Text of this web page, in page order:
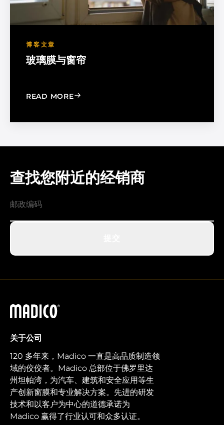
博客文章
玻璃膜与窗帘
READ MORE: WINDOW FILM VS. WINDOW
查找您附近的经销商
马迪科
关于公司
120 多年来，Madico 一直是高品质制造领
域的佼佼者。Madico 总部位于佛罗里达
州坦帕湾，为汽车、建筑和安全应用等生
产创新窗膜和专业解决方案。先进的研发
技术和以客户为中心的道德承诺为
Madico 赢得了行业认可和众多认证。